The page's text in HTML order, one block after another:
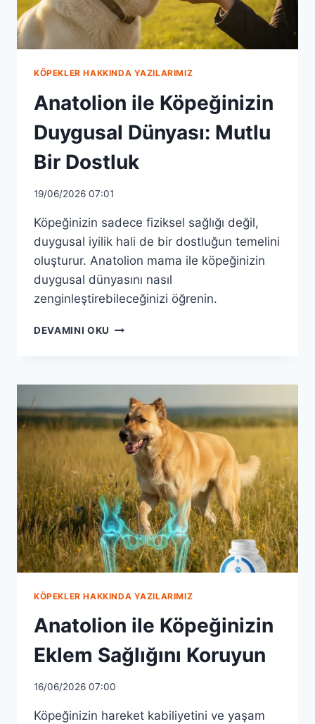
KÖPEKLER HAKKINDA YAZILARIMIZ
Anatolion ile Köpeğinizin
Duygusal Dünyası: Mutlu
Bir Dostluk
19/06/2026 07:01
Köpeğinizin sadece fiziksel sağlığı değil,
duygusal iyilik hali de bir dostluğun temelini
oluşturur. Anatolion mama ile köpeğinizin
duygusal dünyasını nasıl
zenginleştirebileceğinizi öğrenin.
DEVAMINI OKU ANATOLION
DÜNYASI:
MUTLU
BIR
DOSTLUK
KÖPEKLER HAKKINDA YAZILARIMIZ
Anatolion ile Köpeğinizin
Eklem Sağlığını Koruyun
16/06/2026 07:00
Köpeğinizin hareket kabiliyetini ve yaşam